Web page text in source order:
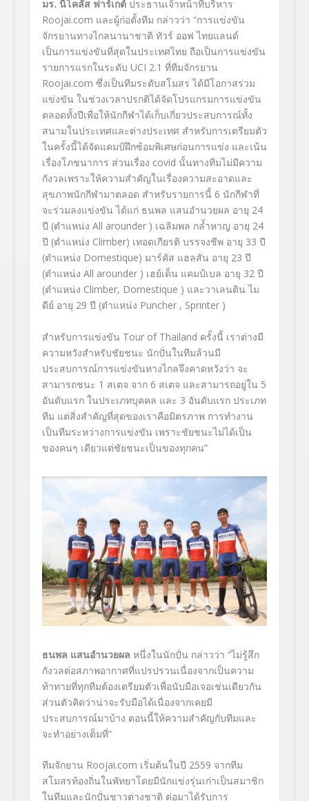
มร. นิโคลัส ฟาร์เกต์ ประธานเจ้าหน้าที่บริหาร
Roojai.com และผู้ก่อตั้งทีม กล่าวว่า “การแข่งขัน
จักรยานทางไกลนานาชาติ ทัวร์ ออฟ ไทยแลนด์
เป็นการแข่งขันที่สุดในประเทศไทย ถือเป็นการแข่งขัน
รายการแรกในระดับ UCI 2.1 ที่ทีมจักรยาน
Roojai.com ซึ่งเป็นทีมระดับสโมสร ได้มีโอกาสร่วม
แข่งขัน ในช่วงเวลาปรกติได้จัดโปรแกรมการแข่งขัน
ตลอดทั้งปีเพื่อให้นักกีฬาได้เก็บเกี่ยวประสบการณ์ทั้ง
สนามในประเทศและต่างประเทศ สำหรับการเตรียมตัว
ในครั้งนี้ได้จัดแคมป์ฝึกซ้อมพิเศษก่อนการแข่ง และเน้น
เรื่องโภชนาการ ส่วนเรื่อง covid นั้นทางทีมไม่มีความ
กังวลเพราะให้ความสำคัญในเรื่องความสะอาดและ
สุขภาพนักกีฬามาตลอด สำหรับรายการนี้ 6 นักกีฬาที่
จะร่วมลงแข่งขัน ได้แก่ ธนพล แสนอำนวยผล อายุ 24
ปี (ตำแหน่ง All arounder ) เฉลิมพล กล้ำหาญ อายุ 24
ปี (ตำแหน่ง Climber) เทอดเกียรติ บรรจงชีพ อายุ 33 ปี
(ตำแหน่ง Domestique) มาร์คัส แฮลสัน อายุ 23 ปี
(ตำแหน่ง All arounder) เฮย์เด็น แคมป์เบล อายุ 32 ปี
(ตำแหน่ง Climber, Domestique ) และวาเลนติน ไม
ดีย์ อายุ 29 ปี (ตำแหน่ง Puncher , Sprinter)
สำหรับการแข่งขัน Tour of Thailand ครั้งนี้ เราต่างมี
ความหวังสำหรับชัยชนะ นักปั่นในทีมล้วนมี
ประสบการณ์การแข่งขันทางไกลจึงคาดหวังว่า จะ
สามารถชนะ 1 สเตจ จาก 6 สเตจ และสามารถอยู่ใน 5
อันดับแรก ในประเภทบุคคล และ 3 อันดับแรก ประเภท
ทีม แต่สิ่งสำคัญที่สุดของเราคือมิตรภาพ การทำงาน
เป็นทีมระหว่างการแข่งขัน เพราะชัยชนะไม่ได้เป็น
ของคนๆ เดียวแต่ชัยชนะเป็นของทุกคน”
ธนพล แสนอำนวยผล หนึ่งในนักปั่น กล่าวว่า “ไม่รู้สึก
กังวลต่อสภาพอากาศที่แปรปรวนเนื่องจากเป็นความ
ท้าทายที่ทุกทีมต้องเตรียมตัวเพื่อนับมือเจอเช่นเดียวกัน
ส่วนตัวคิดว่าน่าจะรับมือได้เนื่องจากเคยมี
ประสบการณ์มาบ้าง ตอนนี้ให้ความสำคัญกับทีมและ
จะทำอย่างเต็มที่”
ทีมจักยาน Roojai.com เริ่มต้นในปี 2559 จากทีม
สโมสรท้องถิ่นในพัทยาโดยมีนักแข่งรุ่นเก่าเป็นสมาชิก
ในทีมและนักปั่นชาวต่างชาติ ต่อมาได้รับการ